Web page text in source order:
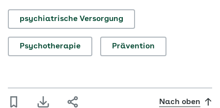
psychiatrische Versorgung
Psychotherapie Prävention
Nach oben